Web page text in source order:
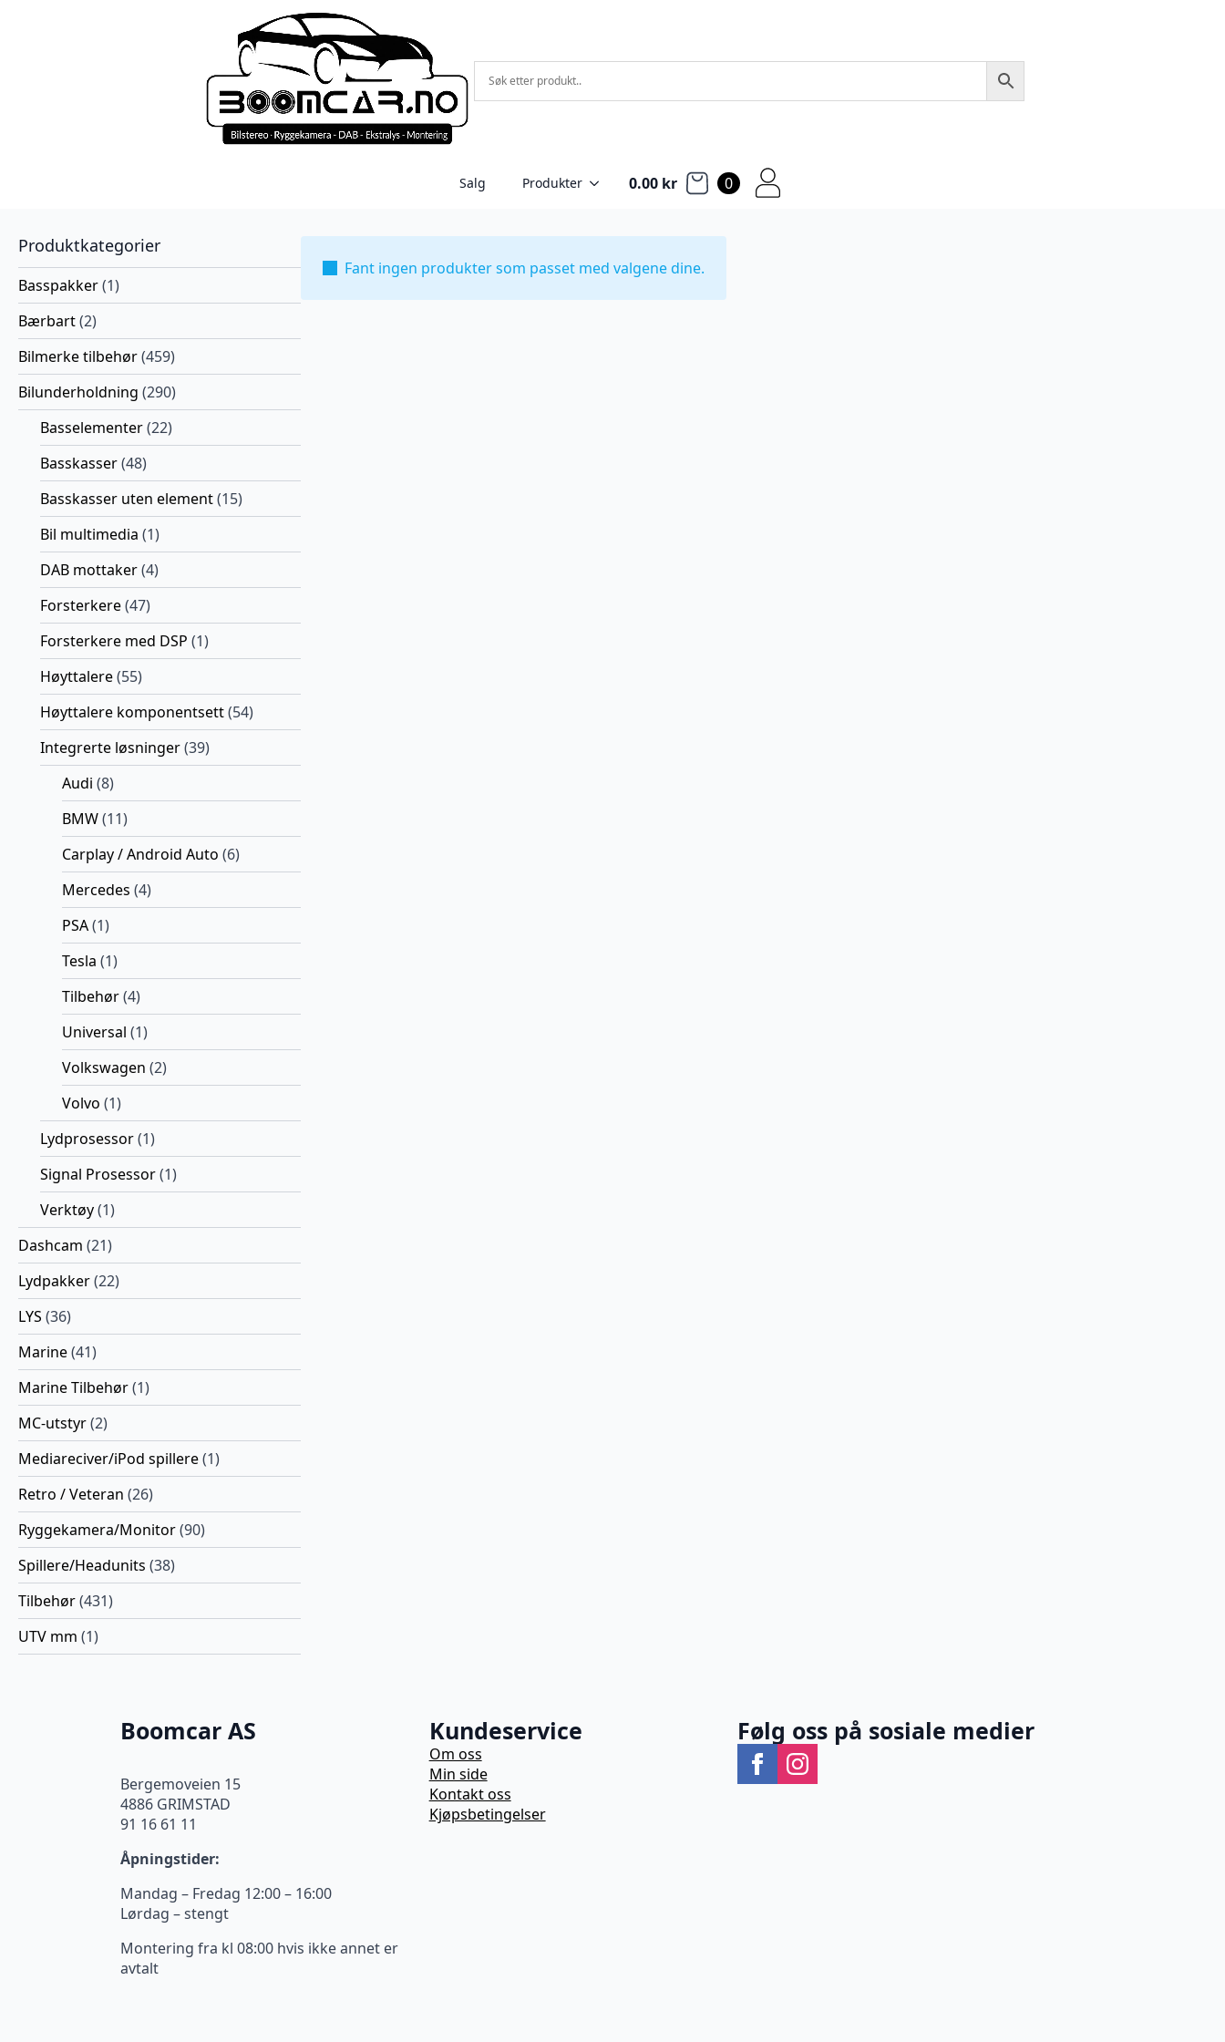
Salg Produkter 0.00 kr 0
Produktkategorier
Basspakker(1)
Bærbart(2)
Bilmerke tilbehør(459)
Bilunderholdning (290)
Basselementer(22)
Basskasser(48)
Basskasser uten element(15)
Bil multimedia (1)
DAB mottaker(4)
Forsterkere(47)
Forsterkere med DSP (1)
Høyttalere(55)
Høyttalere komponentsett(54)
Integrerte løsninger(39)
Audi (8)
BMW(11)
Carplay / Android Auto (6)
Mercedes (4)
PSA(1)
Tesla (1)
Tilbehør(4)
Universal (1)
Volkswagen (2)
Volvo (1)
Lydprosessor(1)
Signal Prosessor(1)
Verktøy(1)
Dashcam (21)
Lydpakker(22)
LYS (36)
Marine(41)
Marine Tilbehør(1)
MC-utstyr(2)
Mediareciver/iPod spillere(1)
Retro / Veteran (26)
Ryggekamera/Monitor(90)
Spillere/Headunits (38)
Tilbehør(431)
UTV mm (1)
Fant ingen produkter som passet med valgene dine.
Boomcar AS
Bergemoveien 15
4886 GRIMSTAD
91 16 61 11
Åpningstider:
Mandag – Fredag 12:00 – 16:00
Lørdag – stengt
Montering fra kl 08:00 hvis ikke annet er
avtalt
Kundeservice
Om oss
Min side
Kontakt oss
Kjøpsbetingelser
Følg oss på sosiale medier